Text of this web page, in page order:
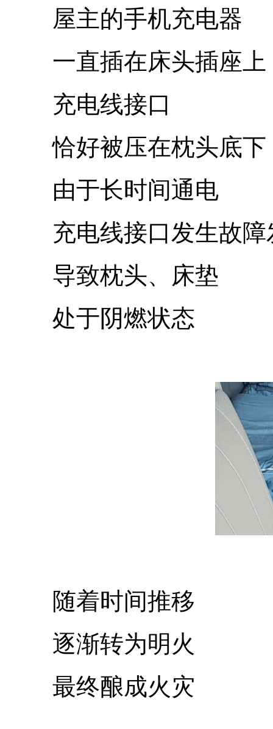
屋主的手机充电器
一直插在床头插座上
充电线接口
恰好被压在枕头底下
由于长时间通电
充电线接口发生故障
导致枕头、床垫
处于阴燃状态
随着时间推移
逐渐转为明火
最终酿成火灾